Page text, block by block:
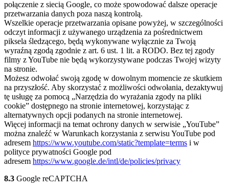
połączenie z siecią Google, co może spowodować dalsze operacje
przetwarzania danych poza naszą kontrolą.
Wszelkie operacje przetwarzania opisane powyżej, w szczególności
odczyt informacji z używanego urządzenia za pośrednictwem
piksela śledzącego, będą wykonywane wyłącznie za Twoją
wyraźną zgodą zgodnie z art. 6 ust. 1 lit. a RODO. Bez tej zgody
filmy z YouTube nie będą wykorzystywane podczas Twojej wizyty
na stronie.
Możesz odwołać swoją zgodę w dowolnym momencie ze skutkiem
na przyszłość. Aby skorzystać z możliwości odwołania, dezaktywuj
tę usługę za pomocą „Narzędzia do wyrażania zgody na pliki
cookie” dostępnego na stronie internetowej, korzystając z
alternatywnych opcji podanych na stronie internetowej.
Więcej informacji na temat ochrony danych w serwisie „YouTube”
można znaleźć w Warunkach korzystania z serwisu YouTube pod
adresem https://www.youtube.com/static?template=terms i w
polityce prywatności Google pod
adresem https://www.google.de/intl/de/policies/privacy
8.3 Google reCAPTCHA